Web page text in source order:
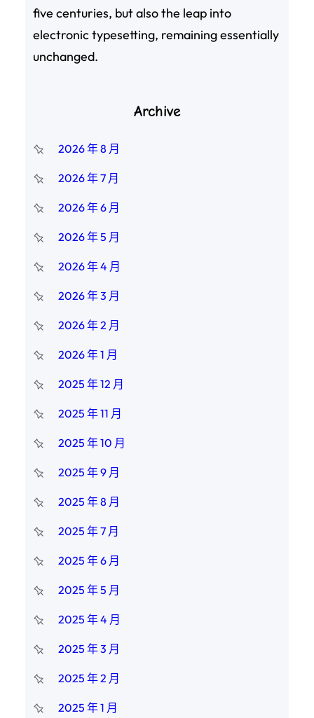
five centuries, but also the leap into
electronic typesetting, remaining essentially
unchanged.
Archive
2026 年 8 月
2026 年 7 月
2026 年 6 月
2026 年 5 月
2026 年 4 月
2026 年 3 月
2026 年 2 月
2026 年 1 月
2025 年 12 月
2025 年 11 月
2025 年 10 月
2025 年 9 月
2025 年 8 月
2025 年 7 月
2025 年 6 月
2025 年 5 月
2025 年 4 月
2025 年 3 月
2025 年 2 月
2025 年 1 月